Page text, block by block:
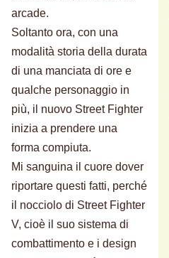
arcade.
Soltanto ora, con una
modalità storia della durata
di una manciata di ore e
qualche personaggio in
più, il nuovo Street Fighter
inizia a prendere una
forma compiuta.
Mi sanguina il cuore dover
riportare questi fatti, perché
il nocciolo di Street Fighter
V, cioè il suo sistema di
combattimento e i design